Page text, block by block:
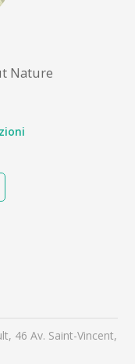
Nature
46 Av. Saint-Vincent,